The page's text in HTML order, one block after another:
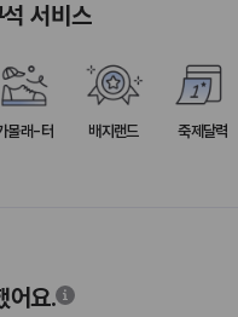
서비스
볼래-터 배지랜드 축제달력
어요.